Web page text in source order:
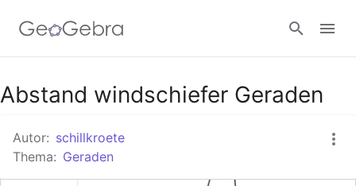
Google Classroom
GeoGebra Classroom
Abstand windschiefer Geraden
Autor: schillkroete
Thema: Geraden